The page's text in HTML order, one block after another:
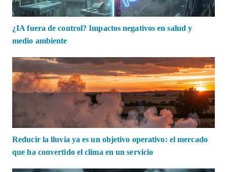
¿IA fuera de control? Impactos negativos en salud y
medio ambiente
Reducir la lluvia ya es un objetivo operativo: el mercado
que ha convertido el clima en un servicio